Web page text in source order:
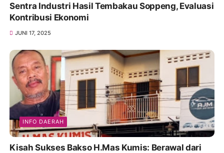
Sentra Industri Hasil Tembakau Soppeng, Evaluasi
Kontribusi Ekonomi
JUNI 17, 2025
INFO DAERAH
Kisah Sukses Bakso H.Mas Kumis: Berawal dari